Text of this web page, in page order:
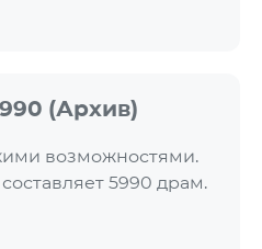
(Архив)
возможностями.
5990 драм.